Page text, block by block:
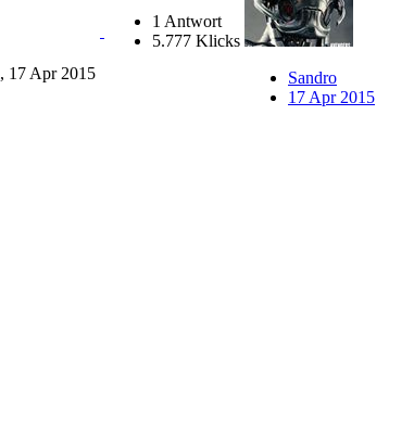
, 17 Apr 2015
1 Antwort
5.777 Klicks
Sandro
17 Apr 2015